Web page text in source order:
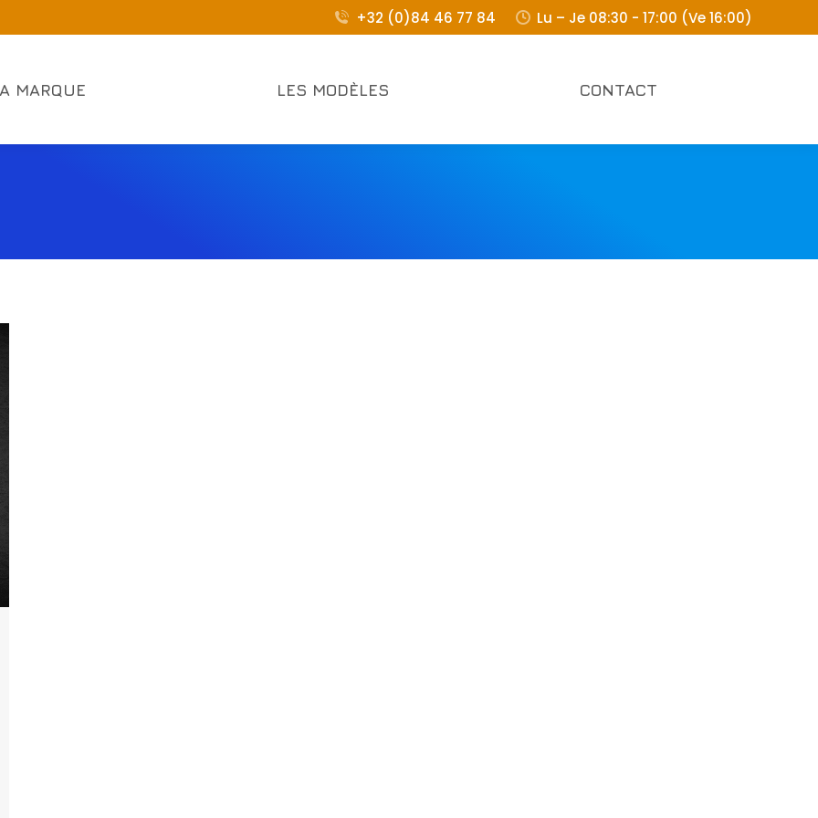
+32 (0)84 46 77 84 Lu – Je 08:30 - 17:00 (Ve 16:00)
MARQUE LES MODÈLES CONTACT